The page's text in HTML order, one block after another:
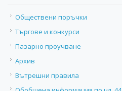
Обществени поръчки
Търгове и конкурси
Пазарно проучване
Архив
Вътрешни правила